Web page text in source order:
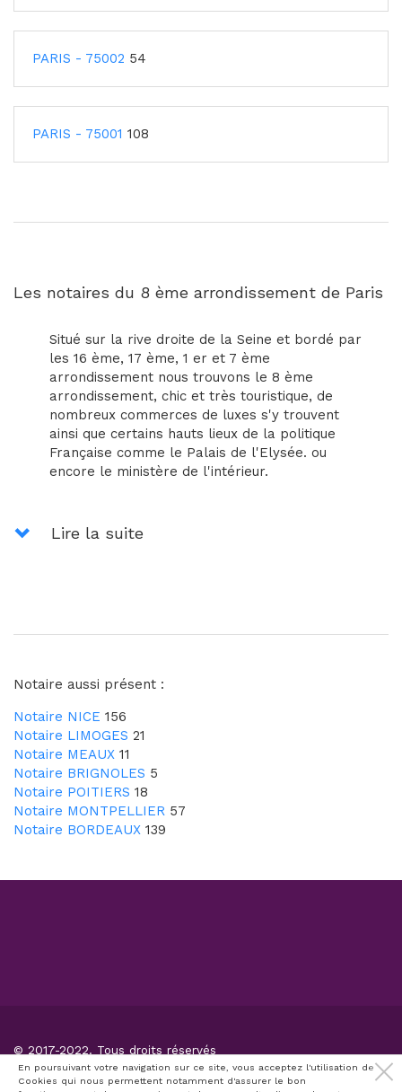
PARIS - 75002 54
PARIS - 75001 108
Les notaires du 8 ème arrondissement de Paris
Situé sur la rive droite de la Seine et bordé par
les 16 ème, 17 ème, 1 er et 7 ème
arrondissement nous trouvons le 8 ème
arrondissement, chic et très touristique, de
nombreux commerces de luxes s'y trouvent
ainsi que certains hauts lieux de la politique
Française comme le Palais de l'Elysée. ou
encore le ministère de l'intérieur.
Lire la suite
Notaire aussi présent :
Notaire NICE 156
Notaire LIMOGES 21
Notaire MEAUX 11
Notaire BRIGNOLES 5
Notaire POITIERS 18
Notaire MONTPELLIER 57
Notaire BORDEAUX 139
© 2017-2022. Tous droits réservés
Conditions générales d'utilisation
Politique de protection des données personnelles
CPPS
En poursuivant votre navigation sur ce site, vous acceptez l'utilisation de
Cookies qui nous permettent notamment d'assurer le bon